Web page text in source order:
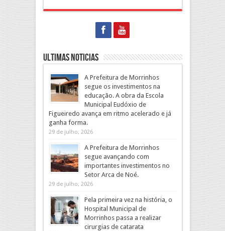
Ultimas Noticias
A Prefeitura de Morrinhos
segue os investimentos na
educação. A obra da Escola
Municipal Eudóxio de
Figueiredo avança em ritmo acelerado e já
ganha forma.
29 de julho, 2026
A Prefeitura de Morrinhos
segue avançando com
importantes investimentos no
Setor Arca de Noé.
29 de julho, 2026
Pela primeira vez na história, o
Hospital Municipal de
Morrinhos passa a realizar
cirurgias de catarata